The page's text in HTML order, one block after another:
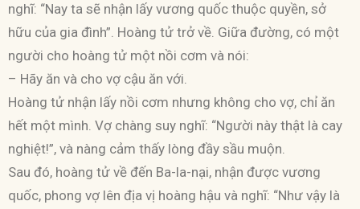
nghĩ: “Nay ta sẽ nhận lấy vương quốc thuộc quyền, sở
hữu của gia đình”. Hoàng tử trở về. Giữa đường, có một
người cho hoàng tử một nồi cơm và nói:
– Hãy ăn và cho vợ cậu ăn với.
Hoàng tử nhận lấy nồi cơm nhưng không cho vợ, chỉ ăn
hết một mình. Vợ chàng suy nghĩ: “Người này thật là cay
nghiệt!”, và nàng cảm thấy lòng đầy sầu muộn.
Sau đó, hoàng tử về đến Ba-la-nại, nhận được vương
quốc, phong vợ lên địa vị hoàng hậu và nghĩ: “Như vậy là